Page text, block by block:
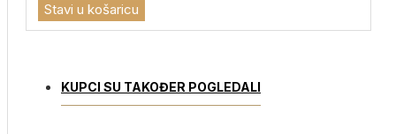
Stavi u košaricu
KUPCI SU TAKOĐER POGLEDALI